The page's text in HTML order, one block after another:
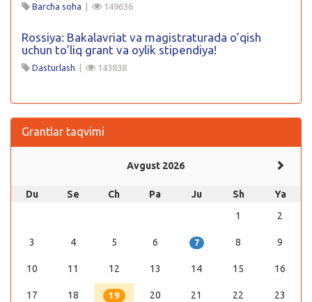
Barcha soha | 149636
Rossiya: Bakalavriat va magistraturada o’qish
uchun to’liq grant va oylik stipendiya!
Dasturlash | 143838
Grantlar taqvimi
Avgust 2026
Du Se Ch Pa Ju Sh
Ya
1
2
3 4 5 6 7 8 9
10 11 12 13 14 15 16
17 18 19 20 21 22 23